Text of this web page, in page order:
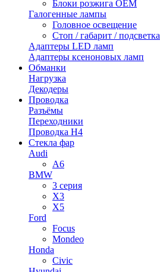
Блоки розжига OEM
Галогенные лампы
Головное освещение
Стоп / габарит / подсветка
Адаптеры LED ламп
Адаптеры ксеноновых ламп
Обманки
Нагрузка
Декодеры
Проводка
Разъёмы
Переходники
Проводка H4
Стекла фар
Audi
A6
BMW
3 серия
X3
X5
Ford
Focus
Mondeo
Honda
Civic